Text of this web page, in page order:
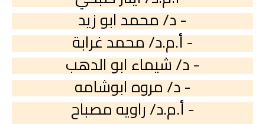
- د/ محمد ابو زيد
- أ.م.د/ محمد غرابة
- د/ شيماء ابو الدهب
- د/ مروه ابوشامه
- أ.م.د/ راويه مصباح